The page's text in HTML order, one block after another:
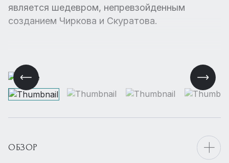
является шедевром, непревзойденным
созданием Чиркова и Скуратова.
ОБЗОР